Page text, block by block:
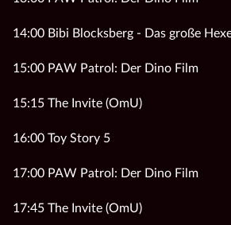
14:00 Bibi Blocksberg - Das große
15:00 PAW Patrol: Der Dino Film
15:15 The Invite (OmU)
16:00 Toy Story 5
17:00 PAW Patrol: Der Dino Film
17:45 The Invite (OmU)